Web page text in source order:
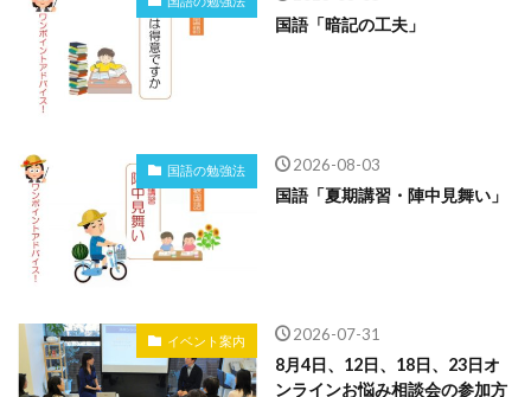
国語「暗記の工夫」
国語の勉強法 2026-08-03
国語「夏期講習・陣中見舞い」
イベント案内 2026-07-31
8月4日、12日、18日、23日オ
ンラインお悩み相談会の参加方